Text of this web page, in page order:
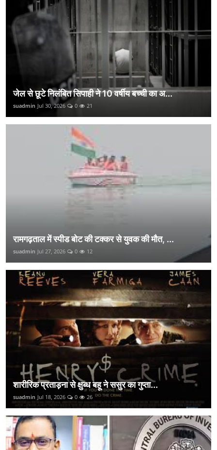
जेल से छूटे निलंबित सिपाही ने 10 वर्षीय बच्ची का अ...
suadmin Jul 30, 2026 0 21
रामगढ़ताल में स्पीड बोट की टक्कर से युवक की मौत, ...
suadmin Jul 27, 2026 0 12
शारीरिक प्रताड़ना से क्षुब्ध बहू ने ससुर का गुप्ता...
suadmin Jul 18, 2026 0 26